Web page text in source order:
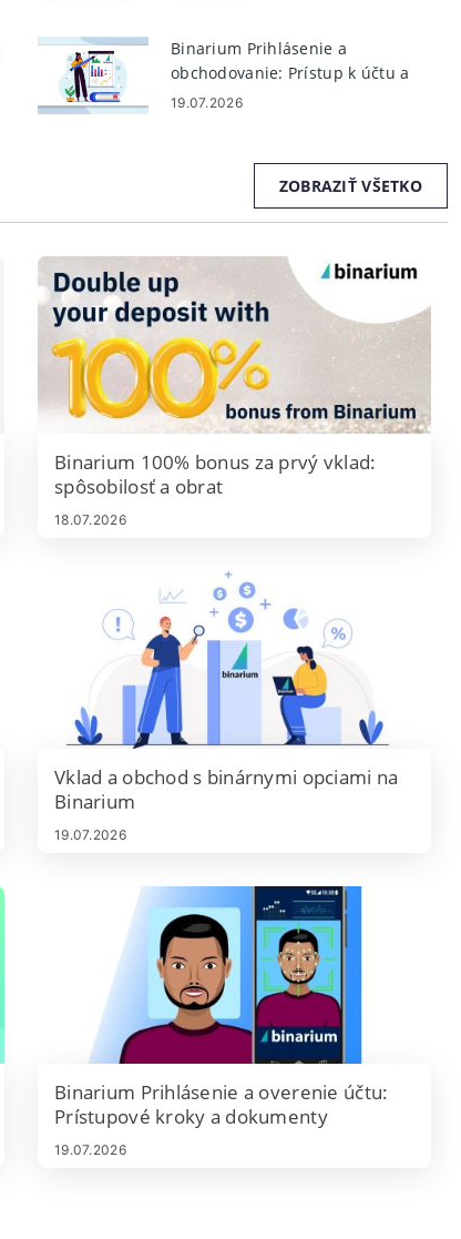
Binarium Prihlásenie a
obchodovanie: Prístup k účtu a
obchodovaniu s binárnymi
19.07.2026
ZOBRAZIŤ VŠETKO
Binarium 100% bonus za prvý vklad:
spôsobilosť a obrat
18.07.2026
Vklad a obchod s binárnymi opciami na
Binarium
19.07.2026
Binarium Prihlásenie a overenie účtu:
Prístupové kroky a dokumenty
19.07.2026